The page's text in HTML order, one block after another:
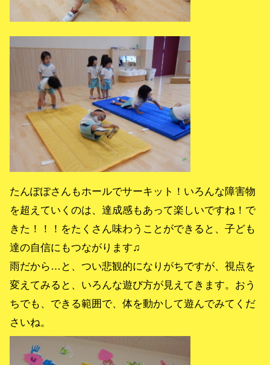
たんぽぽさんもホールでサーキット！いろんな障害物
を超えていくのは、達成感もあって楽しいですね！で
きた！！！をたくさん味わうことができると、子ども
達の自信にもつながります♫
雨だから…と、つい悲観的になりがちですが、視点を
変えてみると、いろんな遊び方が見えてきます。おう
ちでも、できる範囲で、体を動かして遊んでみてくだ
さいね。